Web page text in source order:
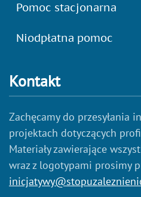
Pomoc stacjonarna
Niodpłatna pomoc
Kontakt
Zachęcamy do przesyłania
projektach dotyczących
Materiały zawierające
wraz z logotypami prosimy